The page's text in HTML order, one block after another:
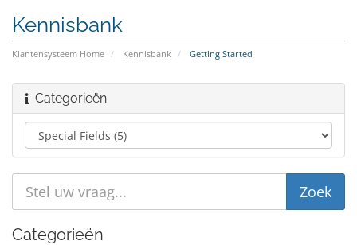
Kennisbank
Klantensysteem Home Kennisbank Getting Started
Categorieën
Categorieën